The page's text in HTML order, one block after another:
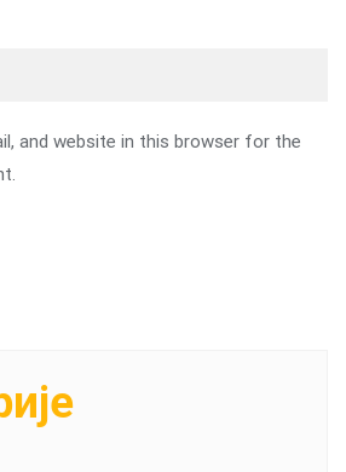
and website in this browser for the